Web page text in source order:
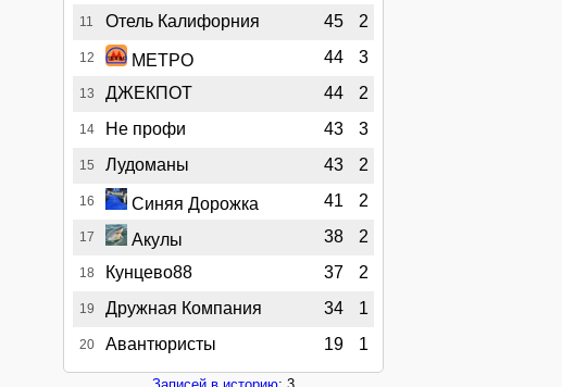
11 Отель Калифорния 45 2
12 МЕТРО 44 3
13 ДЖЕКПОТ 44 2
14 Не профи 43 3
15 Лудоманы 43 2
16 Синяя Дорожка 41 2
17 Акулы 38 2
18 Кунцево88 37 2
19 Дружная Компания 34 1
20 Авантюристы 19 1